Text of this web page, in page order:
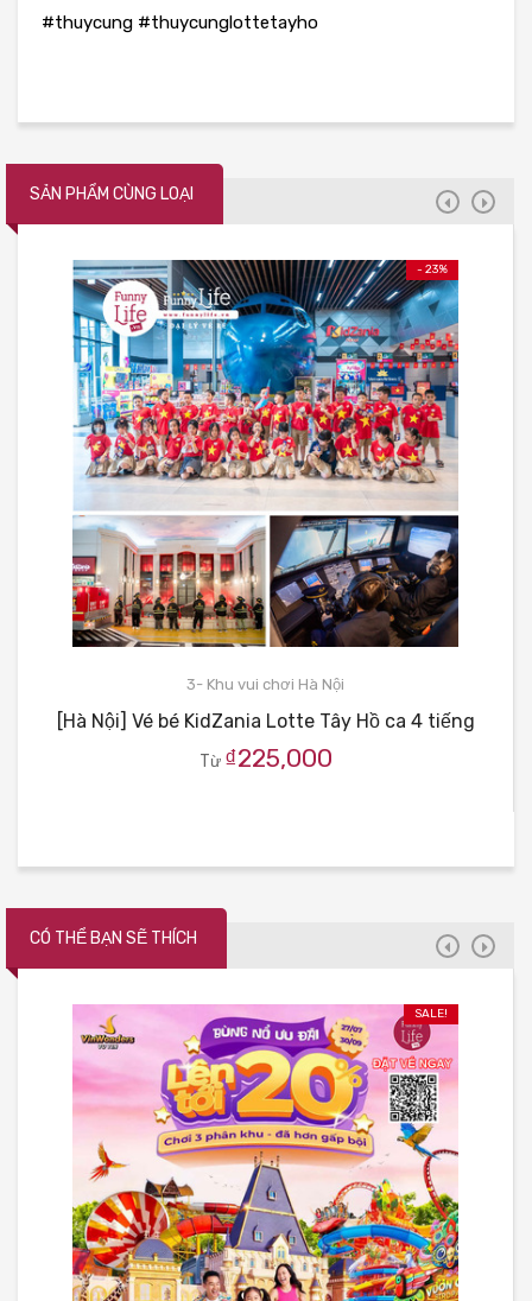
#thuycung #thuycunglottetayho
SẢN PHẨM CÙNG LOẠI
- 23%
3- Khu vui chơi Hà Nội
[Hà Nội] Vé bé KidZania Lotte Tây Hồ ca 4 tiếng
Từ ₫225,000
CÓ THỂ BẠN SẼ THÍCH
SALE!